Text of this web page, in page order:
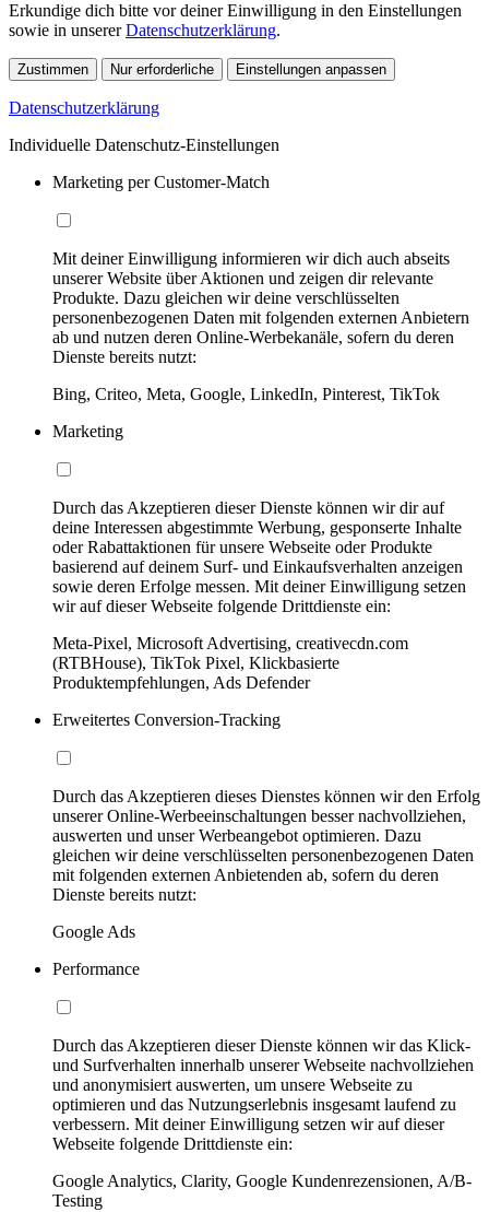
Erkundige dich bitte vor deiner Einwilligung in den Einstellungen
sowie in unsererDatenschutzerklärung.
Zustimmen Nur erforderliche Einstellungen anpassen
Datenschutzerklärung
Individuelle Datenschutz-Einstellungen
Marketing per Customer-Match
Mit deiner Einwilligung informieren wir dich auch abseits
unserer Website über Aktionen und zeigen dir relevante
Produkte. Dazu gleichen wir deine verschlüsselten
personenbezogenen Daten mit folgenden externen Anbietern
ab und nutzen deren Online-Werbekanäle, sofern du deren
Dienste bereits nutzt:
Bing, Criteo, Meta, Google, LinkedIn, Pinterest, TikTok
Marketing
Durch das Akzeptieren dieser Dienste können wir dir auf
deine Interessen abgestimmte Werbung, gesponserte Inhalte
oder Rabattaktionen für unsere Webseite oder Produkte
basierend auf deinem Surf- und Einkaufsverhalten anzeigen
sowie deren Erfolge messen. Mit deiner Einwilligung setzen
wir auf dieser Webseite folgende Drittdienste ein:
Meta-Pixel, Microsoft Advertising, creativecdn.com
(RTBHouse), TikTok Pixel, Klickbasierte
Produktempfehlungen, Ads Defender
Erweitertes Conversion-Tracking
Durch das Akzeptieren dieses Dienstes können wir den Erfolg
unserer Online-Werbeeinschaltungen besser nachvollziehen,
auswerten und unser Werbeangebot optimieren. Dazu
gleichen wir deine verschlüsselten personenbezogenen Daten
mit folgenden externen Anbietenden ab, sofern du deren
Dienste bereits nutzt:
Google Ads
Performance
Durch das Akzeptieren dieser Dienste können wir das Klick-
und Surfverhalten innerhalb unserer Webseite nachvollziehen
und anonymisiert auswerten, um unsere Webseite zu
optimieren und das Nutzungserlebnis insgesamt laufend zu
verbessern. Mit deiner Einwilligung setzen wir auf dieser
Webseite folgende Drittdienste ein:
Google Analytics, Clarity, Google Kundenrezensionen, A/B-
Testing